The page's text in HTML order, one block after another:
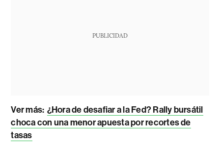
PUBLICIDAD
Ver más: ¿Hora de desafiar a la Fed? Rally bursátil
choca con una menor apuesta por recortes de
tasas